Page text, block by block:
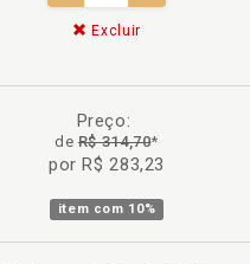
Excluir
Preço:
deR$ 314,70*
por R$ 283,23
item com 10%